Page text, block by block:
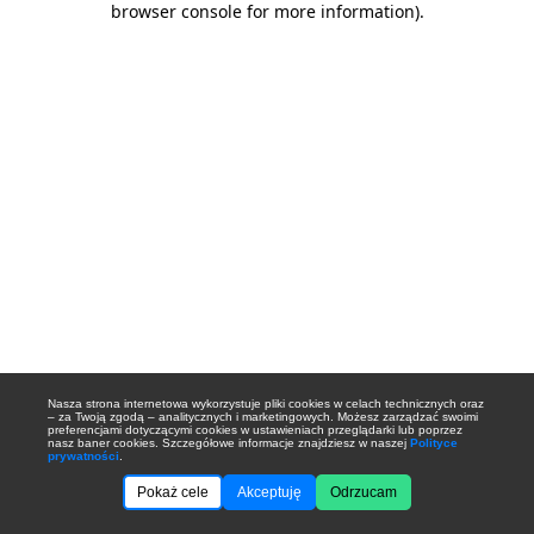
Nasza strona internetowa wykorzystuje pliki cookies w celach technicznych oraz
– za Twoją zgodą – analitycznych i marketingowych. Możesz zarządzać swoimi
preferencjami dotyczącymi cookies w ustawieniach przeglądarki lub poprzez
nasz baner cookies. Szczegółowe informacje znajdziesz w naszej Polityce
prywatności
Pokaż cele Akceptuję Odrzucam
browser console for more information).